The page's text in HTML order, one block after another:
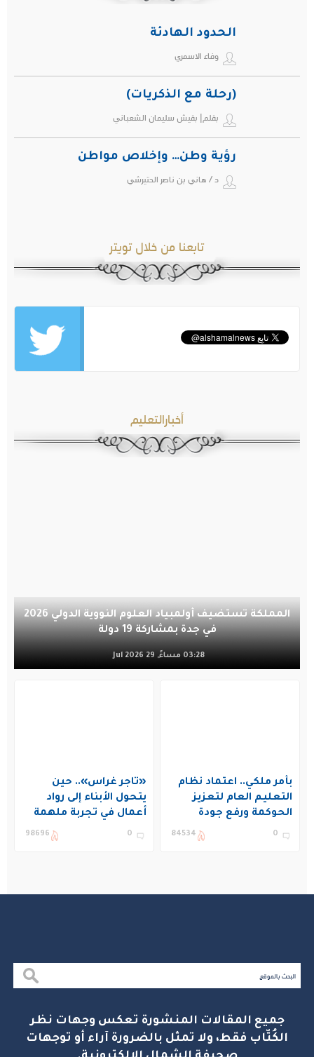
الحدود الهادئة
وفاء الاسمري
(رحلة مع الذكريات)
بقلم| بقيش سليمان الشعباني
رؤية وطن… وإخلاص مواطن
د / هاني بن ناصر الحتيرشي
تابعنا من خلال تويتر
أخبارالتعليم
المملكة تستضيف أولمبياد العلوم النووية الدولي 2026
في جدة بمشاركة 19 دولة
03:28 مساءً, 29 Jul 2026
بأمر ملكي.. اعتماد نظام
التعليم العام لتعزيز
الحوكمة ورفع جودة
التعليم في المملكة
0
84534
«تاجر غراس».. حين
يتحول الأبناء إلى رواد
أعمال في تجربة ملهمة
بنادي غراس الصيفي
0
98696
جميع المقالات المنشورة تعكس وجهات نظر
الكُتّاب فقط، ولا تمثل بالضرورة آراء أو توجهات